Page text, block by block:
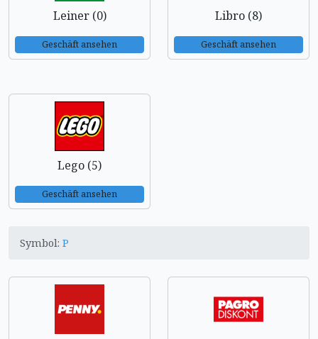
Leiner (0)
Geschäft ansehen
Libro (8)
Geschäft ansehen
Lego (5)
Geschäft ansehen
Symbol: P